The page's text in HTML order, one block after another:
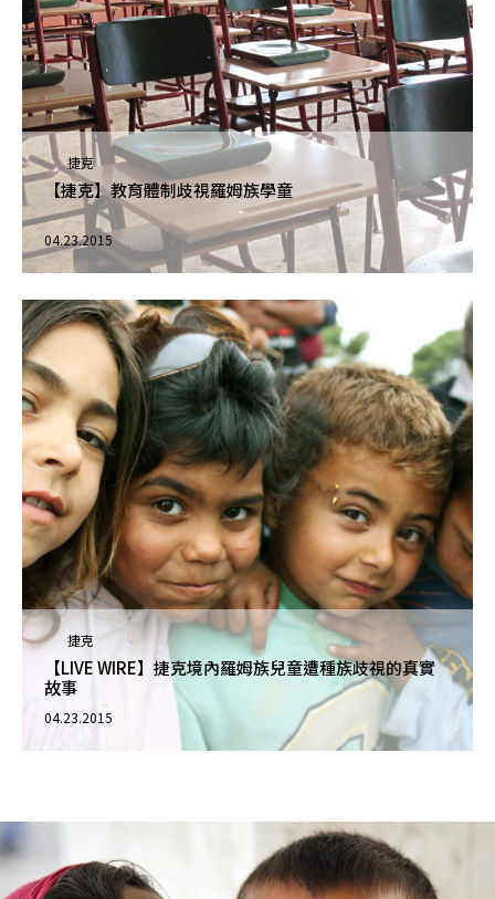
捷克
【捷克】教育體制歧視羅姆族學童
04.23.2015
捷克
【LIVE WIRE】捷克境內羅姆族兒童遭種族歧視的真實
故事
04.23.2015